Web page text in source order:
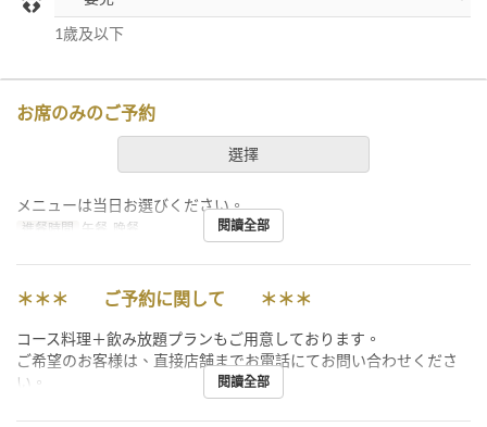
1歲及以下
お席のみのご予約
選擇
メニューは当日お選びください。
進餐時間 午餐, 晚餐 閱讀全部
＊＊＊ ご予約に関して ＊＊＊
コース料理＋飲み放題プランもご用意しております。
ご希望のお客様は、直接店舗までお電話にてお問い合わせくださ
い。
閱讀全部